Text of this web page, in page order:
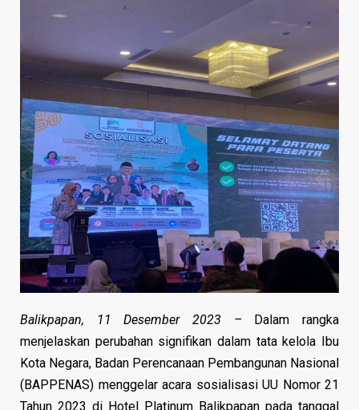
Balikpapan, 11 Desember 2023 – Dalam rangka
menjelaskan perubahan signifikan dalam tata kelola Ibu
Kota Negara, Badan Perencanaan Pembangunan Nasional
(BAPPENAS) menggelar acara sosialisasi UU Nomor 21
Tahun 2023 di Hotel Platinum Balikpapan pada tanggal